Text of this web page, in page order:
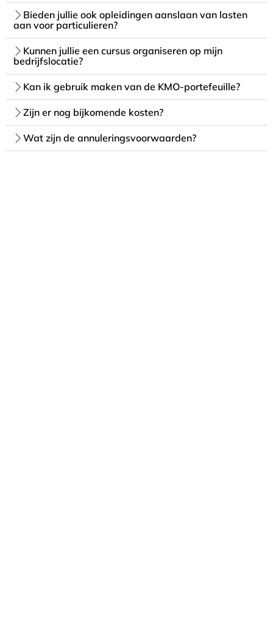
Bieden jullie ook opleidingen aanslaan van lasten
aan voor particulieren?
Kunnen jullie een cursus organiseren op mijn
bedrijfslocatie?
Kan ik gebruik maken van de KMO-portefeuille?
Zijn er nog bijkomende kosten?
Wat zijn de annuleringsvoorwaarden?